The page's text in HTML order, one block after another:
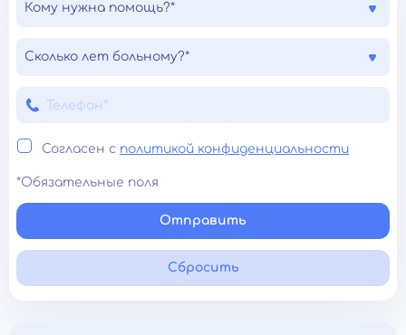
Кому нужна помощь?*
Сколько лет больному?*
Согласен с политикой конфиденциальности
*Обязательные поля
Отправить
Сбросить